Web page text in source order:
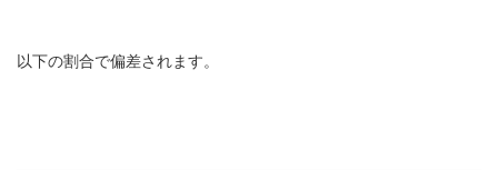
以下の割合で偏差されます。